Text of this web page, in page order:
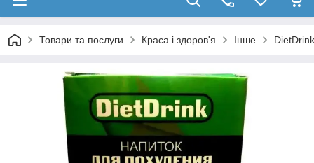
Товари та послуги Краса і здоров'я Інше DietDrink